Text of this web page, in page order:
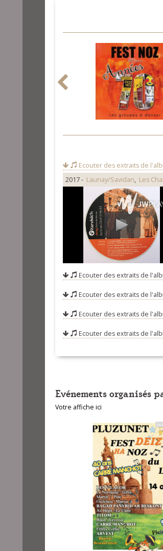
Ecouter des extraits de
2017 - Launay/Savidan, Les
Ecouter des extraits de
Ecouter des extraits de
Ecouter des extraits de
Ecouter des extraits de
Evénements organisés
Votre affiche ici